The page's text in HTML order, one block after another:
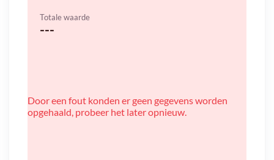
Totale waarde
---
Door een fout konden er geen gegevens worden
opgehaald, probeer het later opnieuw.